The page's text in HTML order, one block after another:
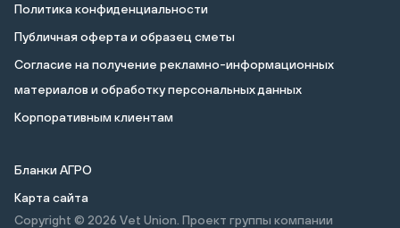
Политика конфиденциальности
Публичная оферта и образец сметы
Cогласие на получение рекламно-информационных
материалов и обработку персональных данных
Корпоративным клиентам
Бланки АГРО
Карта сайта
Copyright © 2026 Vet Union. Проект группы компании